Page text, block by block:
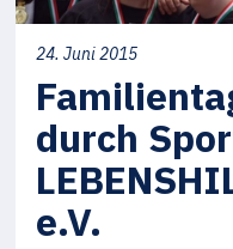
24. Juni 2015
durch
e.V.